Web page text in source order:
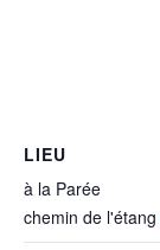
LIEU
à la Parée
chemin de l'étang